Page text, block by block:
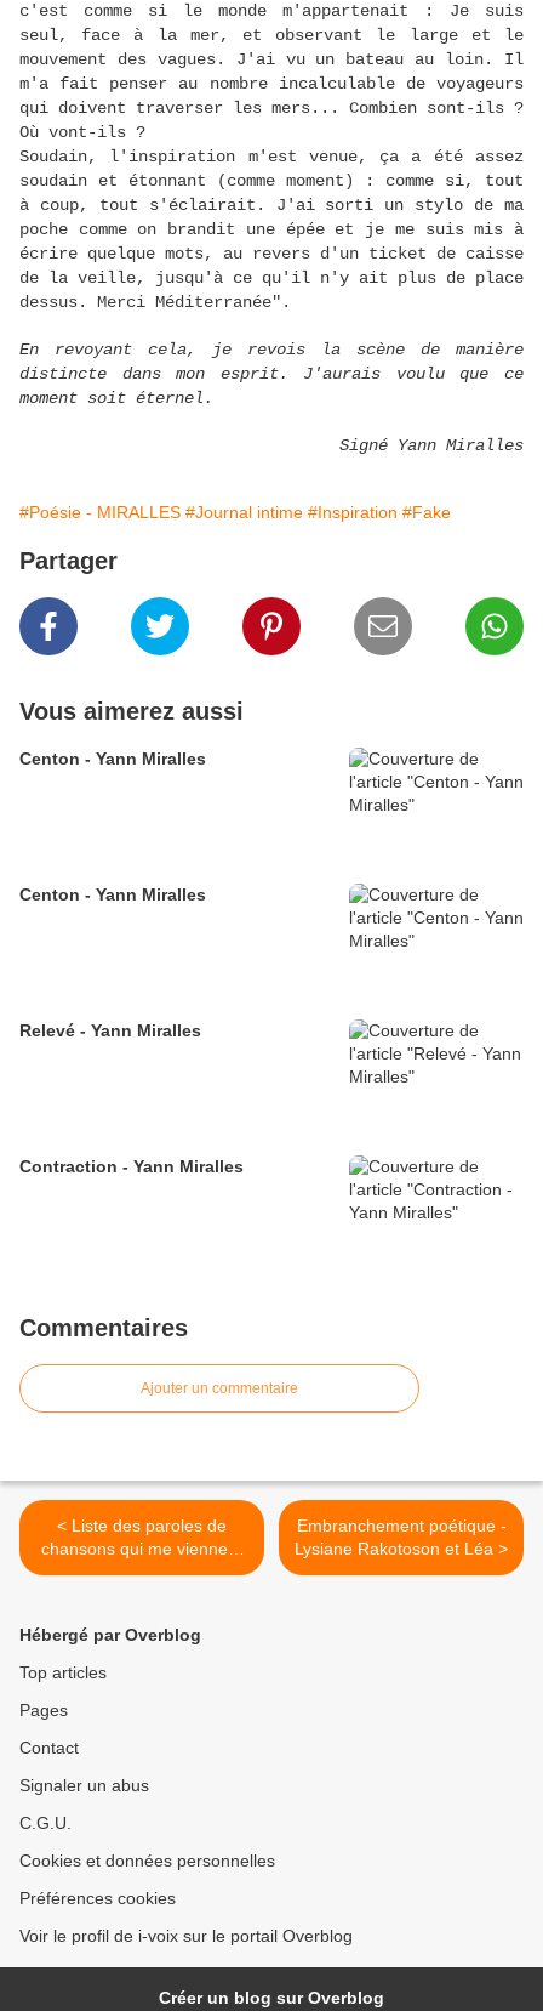
c'est comme si le monde m'appartenait : Je suis
seul, face à la mer, et observant le large et le
mouvement des vagues. J'ai vu un bateau au loin. Il
m'a fait penser au nombre incalculable de voyageurs
qui doivent traverser les mers... Combien sont-ils ?
Où vont-ils ?
Soudain, l'inspiration m'est venue, ça a été assez
soudain et étonnant (comme moment) : comme si, tout
à coup, tout s'éclairait. J'ai sorti un stylo de ma
poche comme on brandit une épée et je me suis mis à
écrire quelque mots, au revers d'un ticket de caisse
de la veille, jusqu'à ce qu'il n'y ait plus de place
dessus. Merci Méditerranée".
En revoyant cela, je revois la scène de manière
distincte dans mon esprit. J'aurais voulu que ce
moment soit éternel.
Signé Yann Miralles
#Poésie - MIRALLES #Journal intime #Inspiration #Fake
Partager
Vous aimerez aussi
Centon - Yann Miralles
Centon - Yann Miralles
Relevé - Yann Miralles
Contraction - Yann Miralles
Commentaires
Ajouter un commentaire
< Liste des paroles de
chansons qui me viennent
spontanément à l'esprit
Embranchement poétique -
Lysiane Rakotoson et Léa >
Hébergé par Overblog
Top articles
Pages
Contact
Signaler un abus
C.G.U.
Cookies et données personnelles
Préférences cookies
Voir le profil de i-voix sur le portail Overblog
Créer un blog sur Overblog